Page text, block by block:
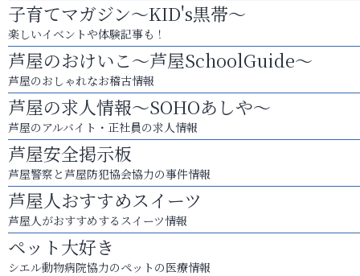
子育てマガジン～KID's黒帯～
楽しいイベントや体験記事も！
芦屋のおけいこ～芦屋SchoolGuide～
芦屋のおしゃれなお稽古情報
芦屋の求人情報～SOHOあしや～
芦屋のアルバイト・正社員の求人情報
芦屋安全掲示板
芦屋警察と芦屋防犯協会協力の事件情報
芦屋人おすすめスイーツ
芦屋人がおすすめするスイーツ情報
ペット大好き
シエル動物病院協力のペットの医療情報